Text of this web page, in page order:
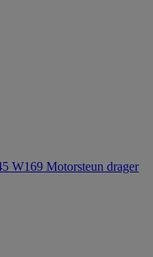
W169 Motorsteun drager